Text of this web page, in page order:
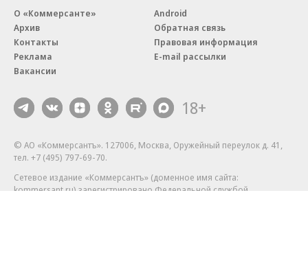
О «Коммерсанте»
Архив
Контакты
Реклама
Вакансии
Android
Обратная связь
Правовая информация
E-mail рассылки
18+
© АО «Коммерсантъ». 127006, Москва, Оружейный переулок д. 41,
тел. +7 (495) 797-69-70.
Сетевое издание «Коммерсантъ» (доменное имя сайта:
kommersant.ru) зарегистрировано Федеральной службой